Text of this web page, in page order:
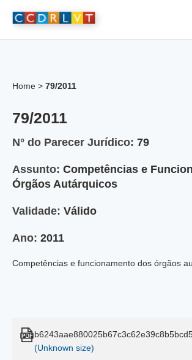
Home > 79/2011
79/2011
N° do Parecer Jurídico: 79
Assunto: Competências e
Órgãos Autárquicos
Validade: Válido
Ano: 2011
Competências e funcionamento dos órgãos
(Unknown size)